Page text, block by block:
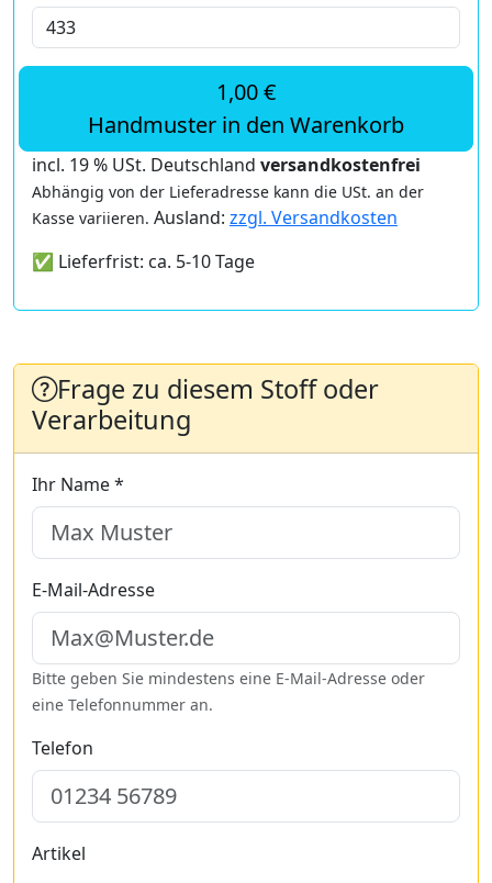
1,00 €
Handmuster in den Warenkorb
incl. 19 % USt. Deutschland versandkostenfrei
Abhängig von der Lieferadresse kann die USt. an der
Kasse variieren. Ausland: zzgl. Versandkosten
✅ Lieferfrist: ca. 5-10 Tage
Frage zu diesem Stoff oder
Verarbeitung
Ihr Name *
E-Mail-Adresse
Bitte geben Sie mindestens eine E-Mail-Adresse oder
eine Telefonnummer an.
Telefon
Artikel